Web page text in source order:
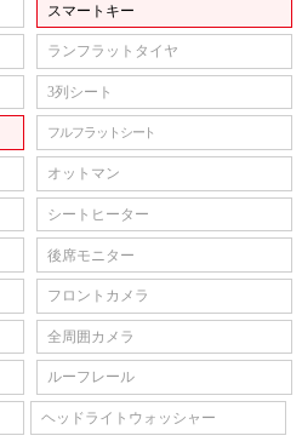
スマートキー
ランフラットタイヤ
3列シート
フルフラットシート
オットマン
シートヒーター
後席モニター
フロントカメラ
全周囲カメラ
ルーフレール
ヘッドライトウォッシャー